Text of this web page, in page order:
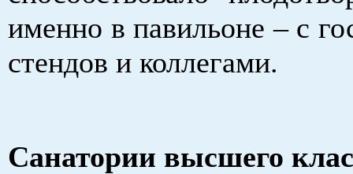
именно в павильоне – с
стендов и коллегами.
Санатории высшего